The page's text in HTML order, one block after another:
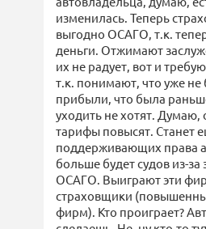
изменилась. Теперь
выгодно ОСАГО, т.к.
деньги. Отжимают
их не радует, вот и
т.к. понимают, что уже не
прибыли, что была
уходить не хотят.
тарифы повысят. Станет
поддерживающих права
больше будет судов из-
ОСАГО. Выиграют эти
страховщики
фирм). Кто проиграет?